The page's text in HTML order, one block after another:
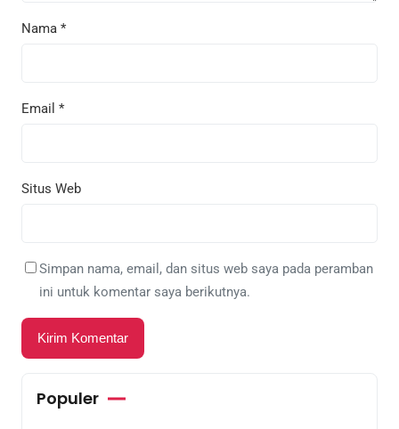
Nama *
Email *
Situs Web
Simpan nama, email, dan situs web saya pada peramban
ini untuk komentar saya berikutnya.
Populer